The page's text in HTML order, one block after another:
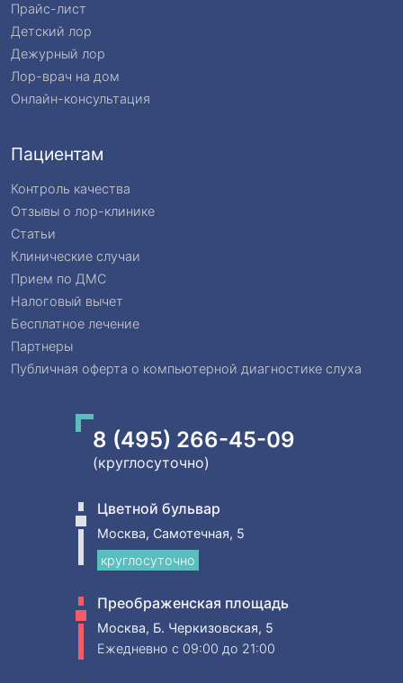
Прайс-лист
Детский лор
Дежурный лор
Лор-врач на дом
Онлайн-консультация
Пациентам
Контроль качества
Отзывы о лор-клинике
Статьи
Клинические случаи
Прием по ДМС
Налоговый вычет
Бесплатное лечение
Партнеры
Публичная оферта о компьютерной диагностике слуха
8 (495) 266-45-09
(круглосуточно)
Цветной бульвар
Москва, Самотечная, 5
круглосуточно
Преображенская площадь
Москва, Б. Черкизовская, 5
Ежедневно c 09:00 до 21:00